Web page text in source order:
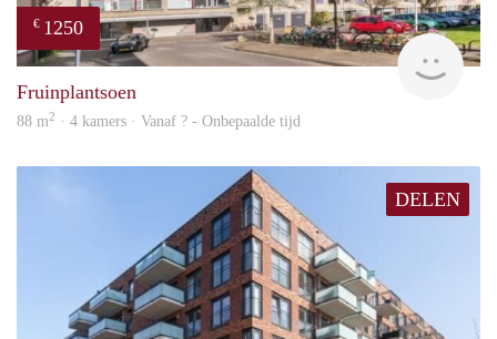
€ 1250
rent
Fruinplantsoen
88 m2 · 4 kamers · Vanaf ? - Onbepaalde tijd
DELEN